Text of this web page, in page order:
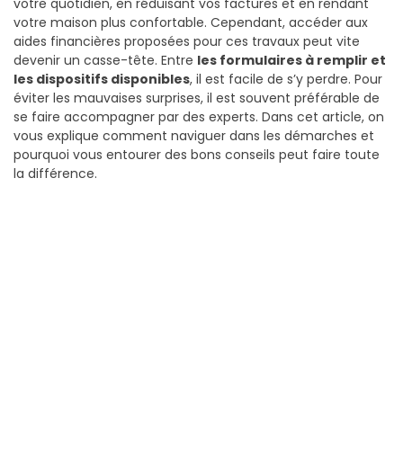
votre maison plus confortable. Cependant, accéder aux
aides financières proposées pour ces travaux peut vite
devenir un casse-tête. Entre les formulaires à remplir et
les dispositifs disponibles, il est facile de s’y perdre. Pour
éviter les mauvaises surprises, il est souvent préférable de
se faire accompagner par des experts. Dans cet article, on
vous explique comment naviguer dans les démarches et
pourquoi vous entourer des bons conseils peut faire toute
la différence.